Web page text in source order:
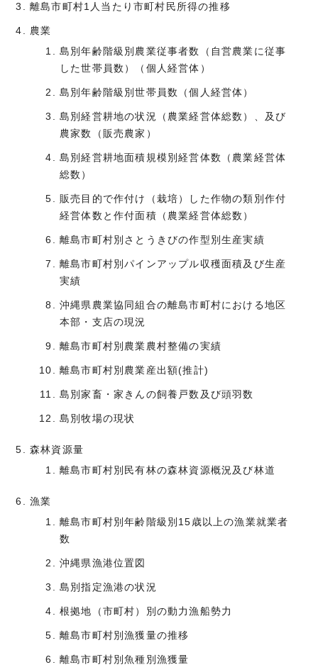
離島市町村1人当たり市町村民所得の推移
農業
島別年齢階級別農業従事者数（自営農業に従事
した世帯員数）（個人経営体）
島別年齢階級別世帯員数（個人経営体）
島別経営耕地の状況（農業経営体総数）、及び
農家数（販売農家）
島別経営耕地面積規模別経営体数（農業経営体
総数）
販売目的で作付け（栽培）した作物の類別作付
経営体数と作付面積（農業経営体総数）
離島市町村別さとうきびの作型別生産実績
離島市町村別パインアップル収穫面積及び生産
実績
沖縄県農業協同組合の離島市町村における地区
本部・支店の現況
離島市町村別農業農村整備の実績
離島市町村別農業産出額(推計)
島別家畜・家きんの飼養戸数及び頭羽数
島別牧場の現状
森林資源量
離島市町村別民有林の森林資源概況及び林道
漁業
離島市町村別年齢階級別15歳以上の漁業就業者
数
沖縄県漁港位置図
島別指定漁港の状況
根拠地（市町村）別の動力漁船勢力
離島市町村別漁獲量の推移
離島市町村別魚種別漁獲量